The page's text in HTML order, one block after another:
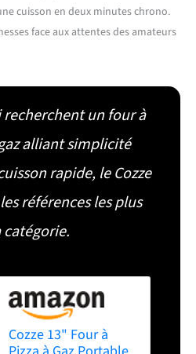
cuisson en deux minutes chrono.
face aux attentes des amateurs
recherchent un four à
alliant simplicité
rapide, le Cozze
références les plus
catégorie.
Cozze 13" Four à